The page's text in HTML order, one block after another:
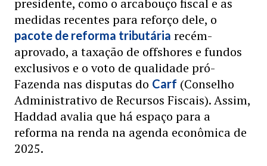
presidente, como o arcabouço fiscal e as
medidas recentes para reforço dele, o
pacote de reforma tributária recém-
aprovado, a taxação de offshores e fundos
exclusivos e o voto de qualidade pró-
Fazenda nas disputas do Carf (Conselho
Administrativo de Recursos Fiscais). Assim,
Haddad avalia que há espaço para a
reforma na renda na agenda econômica de
2025.